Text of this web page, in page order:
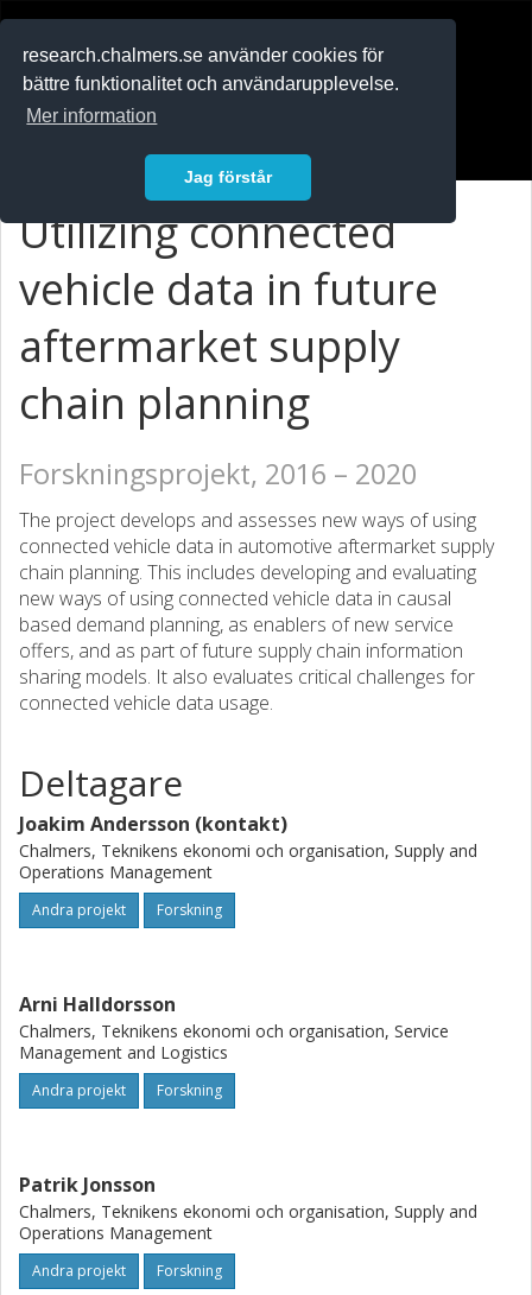
research.chalmers.se använder cookies för
bättre funktionalitet och användarupplevelse.
Mer information
Jag förstår
Utilizing connected
vehicle data in future
aftermarket supply
chain planning
Forskningsprojekt, 2016 – 2020
The project develops and assesses new ways of using
connected vehicle data in automotive aftermarket supply
chain planning. This includes developing and evaluating
new ways of using connected vehicle data in causal
based demand planning, as enablers of new service
offers, and as part of future supply chain information
sharing models. It also evaluates critical challenges for
connected vehicle data usage.
Deltagare
Joakim Andersson (kontakt)
Chalmers, Teknikens ekonomi och organisation, Supply and
Operations Management
Andra projekt Forskning
Arni Halldorsson
Chalmers, Teknikens ekonomi och organisation, Service
Management and Logistics
Andra projekt Forskning
Patrik Jonsson
Chalmers, Teknikens ekonomi och organisation, Supply and
Operations Management
Andra projekt Forskning